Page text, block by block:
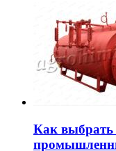
Как выбрать